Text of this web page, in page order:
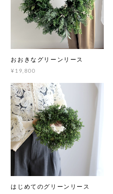
おおきなグリーンリース
¥19,800
はじめてのグリーンリース